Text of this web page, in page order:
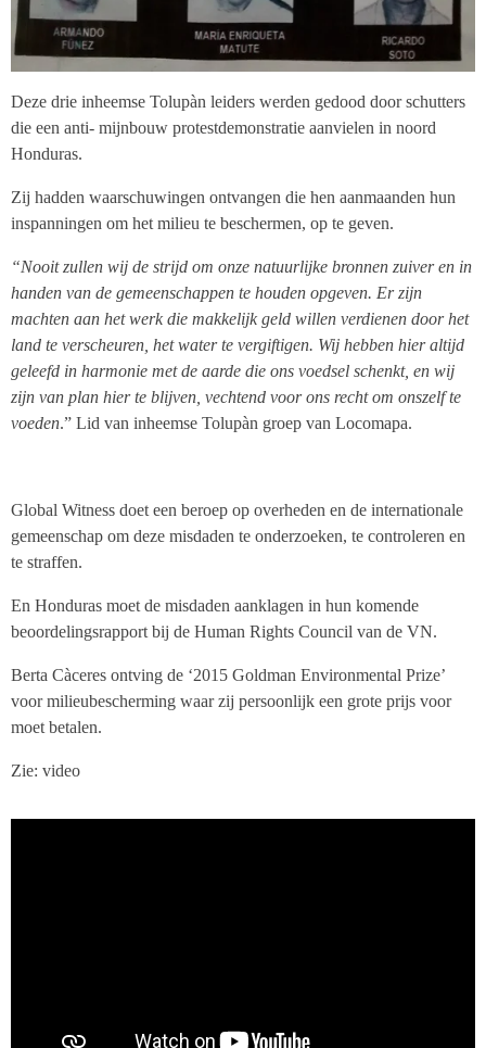
Deze drie inheemse Tolupàn leiders werden gedood door schutters
die een anti- mijnbouw protestdemonstratie aanvielen in noord
Honduras.
Zij hadden waarschuwingen ontvangen die hen aanmaanden hun
inspanningen om het milieu te beschermen, op te geven.
“Nooit zullen wij de strijd om onze natuurlijke bronnen zuiver en in
handen van de gemeenschappen te houden opgeven. Er zijn
machten aan het werk die makkelijk geld willen verdienen door het
land te verscheuren, het water te vergiftigen. Wij hebben hier altijd
geleefd in harmonie met de aarde die ons voedsel schenkt, en wij
zijn van plan hier te blijven, vechtend voor ons recht om onszelf te
voeden.” Lid van inheemse Tolupàn groep van Locomapa.
Global Witness doet een beroep op overheden en de internationale
gemeenschap om deze misdaden te onderzoeken, te controleren en
te straffen.
En Honduras moet de misdaden aanklagen in hun komende
beoordelingsrapport bij de Human Rights Council van de VN.
Berta Càceres ontving de ‘2015 Goldman Environmental Prize’
voor milieubescherming waar zij persoonlijk een grote prijs voor
moet betalen.
Zie: video